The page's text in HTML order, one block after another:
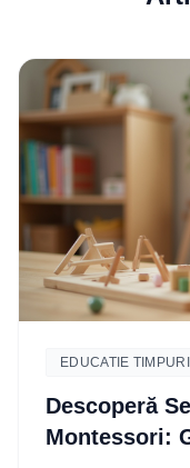
EDUCATIE
Descoperă
Montessori: